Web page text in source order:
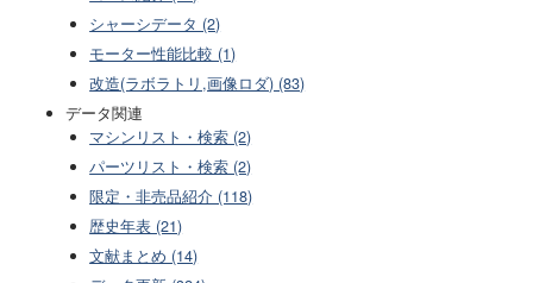
シャーシデータ (2)
モーター性能比較 (1)
改造(ラボラトリ,画像ロダ) (83)
データ関連
マシンリスト・検索 (2)
パーツリスト・検索 (2)
限定・非売品紹介 (118)
歴史年表 (21)
文献まとめ (14)